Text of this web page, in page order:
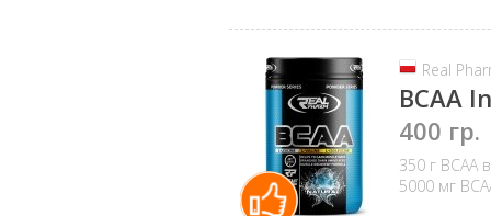
Real
BCAA
400 гр.
350 г ВСАА
5000 мг